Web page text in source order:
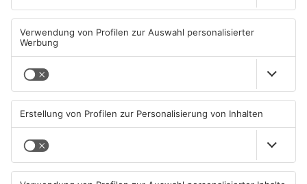
Standort
Turn- und Sporthalle VfL Mönchberg
Sudetenstr. 1
63933 Mönchberg